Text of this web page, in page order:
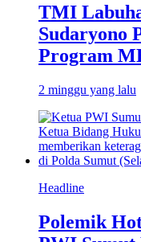
TMI
Sudaryono
Program
2 minggu yang lalu
Headline
Polemik